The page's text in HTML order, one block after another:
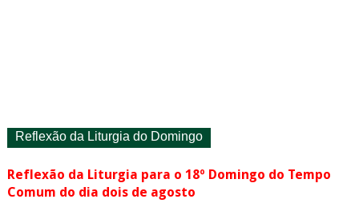
Reflexão da Liturgia do Domingo
Reflexão da Liturgia para o 18º Domingo do Tempo
Comum do dia dois de agosto